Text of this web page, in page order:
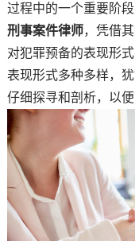
过程中的一个重要阶
刑事案件律师，凭借
对犯罪预备的表现形
表现形式多种多样，
仔细探寻和剖析，以